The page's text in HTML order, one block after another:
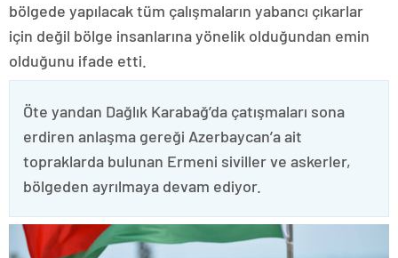
bölgede yapılacak tüm çalışmaların yabancı çıkarlar
için değil bölge insanlarına yönelik olduğundan emin
olduğunu ifade etti.
Öte yandan Dağlık Karabağ’da çatışmaları sona
erdiren anlaşma gereği Azerbaycan’a ait
topraklarda bulunan Ermeni siviller ve askerler,
bölgeden ayrılmaya devam ediyor.